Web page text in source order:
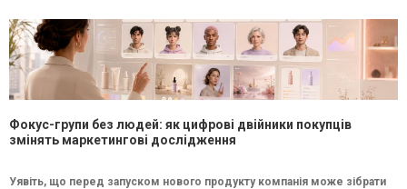
Фокус-групи без людей: як цифрові двійники покупців
змінять маркетингові дослідження
Уявіть, що перед запуском нового продукту компанія може зібрати